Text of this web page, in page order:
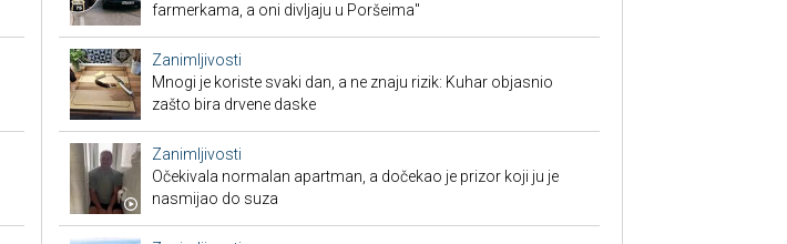
farmerkama, a oni divljaju u Poršeima"
Zanimljivosti
Mnogi je koriste svaki dan, a ne znaju rizik: Kuhar objasnio
zašto bira drvene daske
Zanimljivosti
Očekivala normalan apartman, a dočekao je prizor koji ju je
nasmijao do suza